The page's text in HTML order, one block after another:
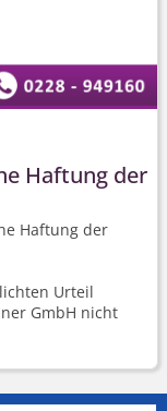
Haftung der
Haftung der
Urteil
GmbH nicht